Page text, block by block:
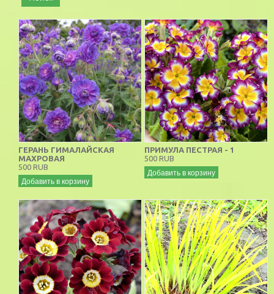
ГЕРАНЬ ГИМАЛАЙСКАЯ
МАХРОВАЯ
500 RUB
Добавить в корзину
ПРИМУЛА ПЕСТРАЯ - 1
500 RUB
Добавить в корзину